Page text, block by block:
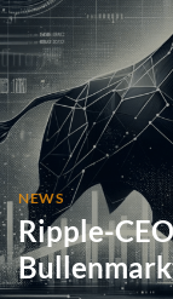
NEWS
Ripple-